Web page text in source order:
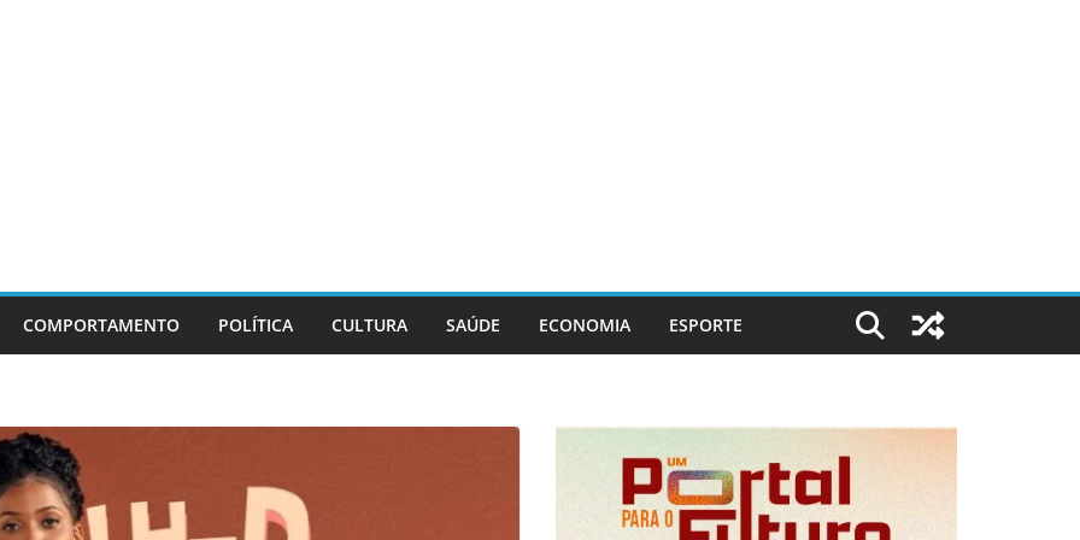
COMPORTAMENTO POLÍTICA CULTURA SAÚDE ECONOMIA ESPORTE